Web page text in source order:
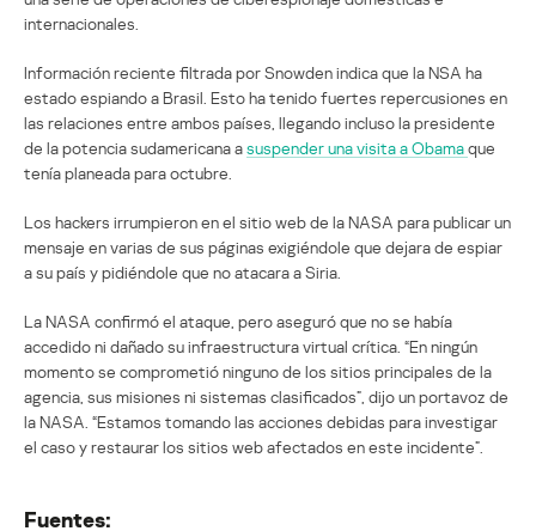
internacionales.
Información reciente filtrada por Snowden indica que la NSA ha
estado espiando a Brasil. Esto ha tenido fuertes repercusiones en
las relaciones entre ambos países, llegando incluso la presidente
de la potencia sudamericana asuspender una visita a Obamaque
tenía planeada para octubre.
Los hackers irrumpieron en el sitio web de la NASA para publicar un
mensaje en varias de sus páginas exigiéndole que dejara de espiar
a su país y pidiéndole que no atacara a Siria.
La NASA confirmó el ataque, pero aseguró que no se había
accedido ni dañado su infraestructura virtual crítica. “En ningún
momento se comprometió ninguno de los sitios principales de la
agencia, sus misiones ni sistemas clasificados”, dijo un portavoz de
la NASA. “Estamos tomando las acciones debidas para investigar
el caso y restaurar los sitios web afectados en este incidente”.
Fuentes: